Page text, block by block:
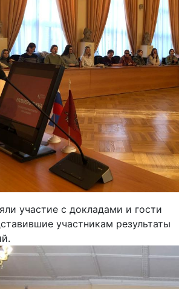
участие с докладами и гости
участникам результаты